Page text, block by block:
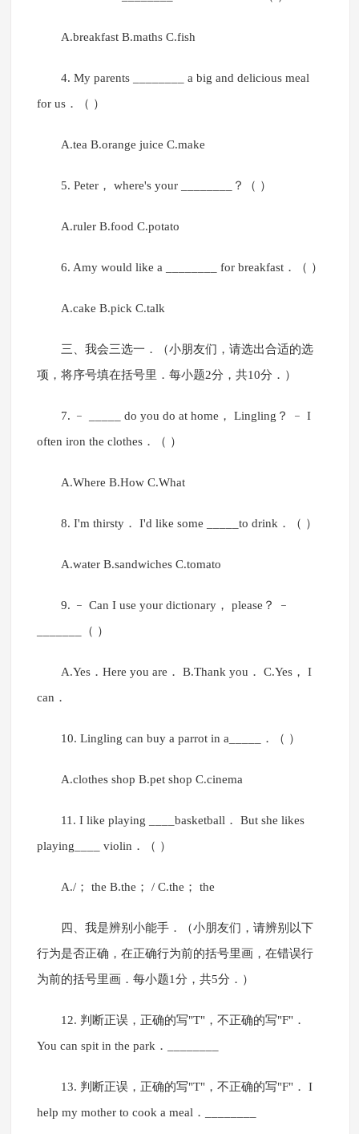
A.breakfast B.maths C.fish
4. My parents ________ a big and delicious meal
for us．（ ）
A.tea B.orange juice C.make
5. Peter， where's your ________？（ ）
A.ruler B.food C.potato
6. Amy would like a ________ for breakfast．（ ）
A.cake B.pick C.talk
三、我会三选一．（小朋友们，请选出合适的选
项，将序号填在括号里．每小题2分，共10分．）
7. ﹣ _____ do you do at home， Lingling？ ﹣ I
often iron the clothes．（ ）
A.Where B.How C.What
8. I'm thirsty． I'd like some _____to drink．（ ）
A.water B.sandwiches C.tomato
9. ﹣ Can I use your dictionary， please？ ﹣
_______（ ）
A.Yes．Here you are． B.Thank you． C.Yes， I
can．
10. Lingling can buy a parrot in a_____．（ ）
A.clothes shop B.pet shop C.cinema
11. I like playing ____basketball． But she likes
playing____ violin．（ ）
A./； the B.the； / C.the； the
四、我是辨别小能手．（小朋友们，请辨别以下
行为是否正确，在正确行为前的括号里画，在错误行
为前的括号里画．每小题1分，共5分．）
12. 判断正误，正确的写"T"，不正确的写"F"．
You can spit in the park．________
13. 判断正误，正确的写"T"，不正确的写"F"． I
help my mother to cook a meal．________